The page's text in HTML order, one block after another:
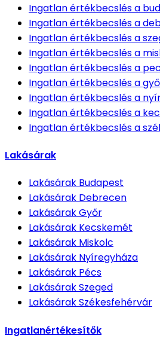
Ingatlan értékbecslésa
Ingatlan értékbecslésa
Ingatlan értékbecslésa
Ingatlan értékbecslésa
Ingatlan értékbecslésa
Ingatlan értékbecslésa
Ingatlan értékbecslésa
Ingatlan értékbecslésa
Ingatlan értékbecslésa
Lakásárak
Lakásárak Budapest
Lakásárak Debrecen
LakásárakGyőr
Lakásárak Kecskemét
Lakásárak Miskolc
Lakásárak Nyíregyháza
Lakásárak Pécs
LakásárakSzeged
LakásárakSzékesfehérvár
Ingatlanértékesítők